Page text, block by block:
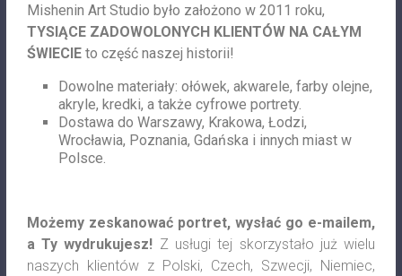
Mishenin Art Studio było założono w 2011 roku,
TYSIĄCE ZADOWOLONYCH KLIENTÓW NA CAŁYM
ŚWIECIEto część naszej historii!
Dowolne materiały: ołówek, akwarele, farby olejne,
akryle, kredki, a także cyfrowe portrety.
Dostawa do Warszawy, Krakowa, Łodzi,
Wrocławia, Poznania, Gdańska i innych miast w
Polsce.
Możemy zeskanować portret, wysłać go e-mailem,
a Ty wydrukujesz! Z usługi tej skorzystało już wielu
naszych klientów z Polski, Czech, Szwecji, Niemiec,